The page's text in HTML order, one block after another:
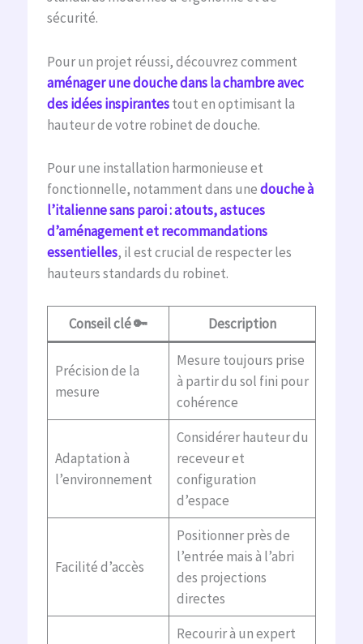
sécurité.
Pour un projet réussi, découvrez comment
aménager une douche dans la chambre avec
des idées inspirantestout en optimisant la
hauteur de votre robinet de douche.
Pour une installation harmonieuse et
fonctionnelle, notamment dans unedouche à
l’italienne sans paroi : atouts, astuces
d’aménagement et recommandations
essentielles, il est crucial de respecter les
hauteurs standards du robinet.
Conseil clé 🔑 Description
Précision de la
mesure
Mesure toujours prise
à partir du sol fini pour
cohérence
Adaptation à
l’environnement
Considérer hauteur du
receveur et
configuration
d’espace
Facilité d’accès
Positionner près de
l’entrée mais à l’abri
des projections
directes
Recourir à un expert